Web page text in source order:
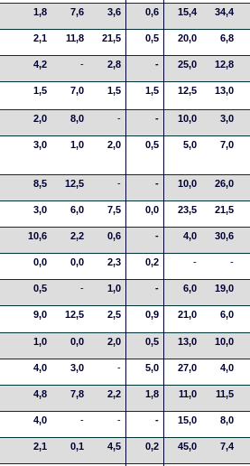
1,8 7,6 3,6 0,6 15,4 34,4
2,1 11,8 21,5 0,5 20,0 6,8
4,2 - 2,8 - 25,0 12,8
1,5 7,0 1,5 1,5 12,5 13,0
2,0 8,0 - - 10,0 3,0
3,0 1,0 2,0 0,5 5,0 7,0
8,5 12,5 - - 10,0 26,0
3,0 6,0 7,5 0,0 23,5 21,5
10,6 2,2 0,6 - 4,0 30,6
0,0 0,0 2,3 0,2 - -
0,5 - 1,0 - 6,0 19,0
9,0 12,5 2,5 0,9 21,0 6,0
1,0 0,0 2,0 0,5 13,0 10,0
4,0 3,0 - 5,0 27,0 4,0
4,8 7,8 2,2 1,8 11,0 11,5
4,0 - - - 15,0 8,0
2,1 0,1 4,5 0,2 45,0 7,4